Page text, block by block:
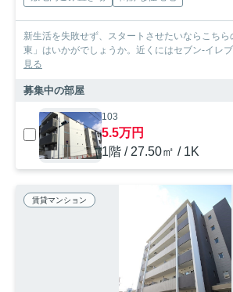
新生活を失敗せず、スタートさせたいならこち
東」はいかがでしょうか。近くにはセブン-イレ
見る
募集中の部屋
103
5.5万円
1階 / 27.50㎡ / 1K
賃貸マンション